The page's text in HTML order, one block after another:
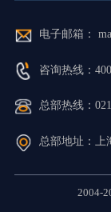
电子邮箱：
咨询热线：
总部热线：
总部地址：上
2004-